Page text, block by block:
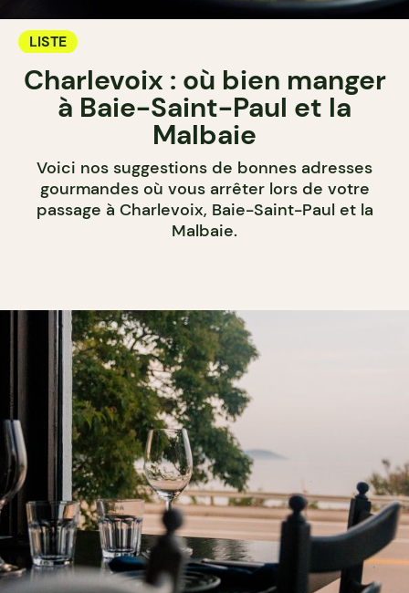
LISTE
Charlevoix : où bien manger
à Baie-Saint-Paul et la
Malbaie
Voici nos suggestions de bonnes adresses
gourmandes où vous arrêter lors de votre
passage à Charlevoix, Baie-Saint-Paul et la
Malbaie.